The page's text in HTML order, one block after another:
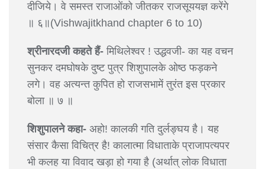
दीजिये। वे समस्त राजाओंको जीतकर राजसूययज्ञ करेंगे
॥ ६॥(Vishwajitkhand chapter 6 to 10)
श्रीनारदजी कहते हैं- मिथिलेश्वर ! उद्धवजी- का यह वचन
सुनकर दमघोषके दुष्ट पुत्र शिशुपालके ओष्ठ फड़कने
लगे। वह अत्यन्त कुपित हो राजसभामें तुरंत इस प्रकार
बोला ॥ ७ ॥
शिशुपालने कहा- अहो! कालकी गति दुर्लङ्घय है। यह
संसार कैसा विचित्र है! कालात्मा विधाताके प्राजापत्यपर
भी कलह या विवाद खड़ा हो गया है (अर्थात् लोक विधाता